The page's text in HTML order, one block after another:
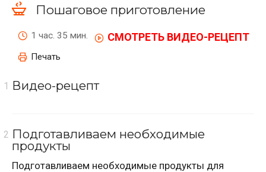
Пошаговое приготовление
1 час. 35 мин. СМОТРЕТЬ ВИДЕО-РЕЦЕПТ
Печать
Видео-рецепт
Подготавливаем необходимые
продукты
Подготавливаем необходимые продукты для